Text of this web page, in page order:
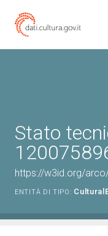
Stato
https://w3id.org/
ENTITÀ DI TIPO: